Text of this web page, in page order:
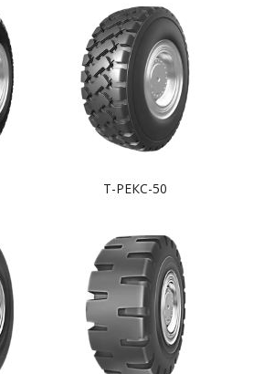
Т-РЕКС-50